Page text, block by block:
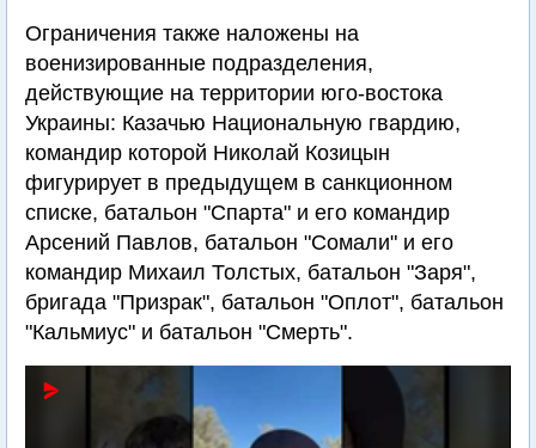
Ограничения также наложены на
военизированные подразделения,
действующие на территории юго-востока
Украины: Казачью Национальную гвардию,
командир которой Николай Козицын
фигурирует в предыдущем в санкционном
списке, батальон "Спарта" и его командир
Арсений Павлов, батальон "Сомали" и его
командир Михаил Толстых, батальон "Заря",
бригада "Призрак", батальон "Оплот", батальон
"Кальмиус" и батальон "Смерть".